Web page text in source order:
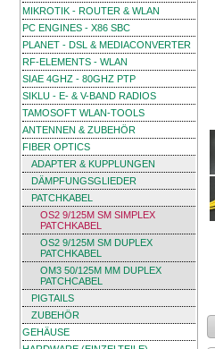
MIKROTIK - ROUTER & WLAN
PC ENGINES - X86 SBC
PLANET - DSL & MEDIACONVERTER
RF-ELEMENTS - WLAN
SIAE 4GHZ - 80GHZ PTP
SIKLU - E- & V-BAND RADIOS
TAMOSOFT WLAN-TOOLS
ANTENNEN & ZUBEHÖR
FIBER OPTICS
ADAPTER & KUPPLUNGEN
DÄMPFUNGSGLIEDER
PATCHKABEL
OS2 9/125Μ SM SIMPLEX
PATCHKABEL
OS2 9/125Μ SM DUPLEX
PATCHKABEL
OM3 50/125Μ MM DUPLEX
PATCHCABEL
PIGTAILS
ZUBEHÖR
GEHÄUSE